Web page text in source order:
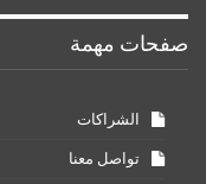
صفحات مهمة
الشراكات
تواصل معنا